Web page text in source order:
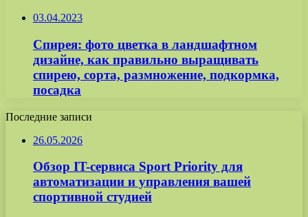
03.04.2023
Спирея: фото цветка в ландшафтном
дизайне, как правильно выращивать
спирею, сорта, размножение, подкормка,
посадка
Последние записи
26.05.2026
Обзор IT-сервиса Sport Priority для
автоматизации и управления вашей
спортивной студией